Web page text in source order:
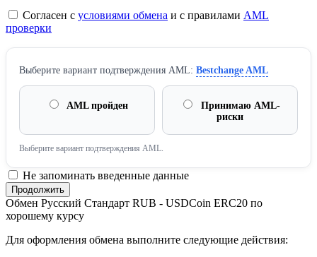
Согласен с условиями обмена и с правилами AML
проверки
Выберите вариант подтверждения AML: Bestchange AML
AML пройден
Принимаю AML-
риски
Выберите вариант подтверждения AML.
Не запоминать введенные данные
Обмен Русский Стандарт RUB - USDCoin ERC20 по
хорошему курсу
Для оформления обмена выполните следующие действия: